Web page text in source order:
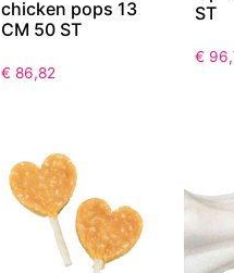
chicken pops 13
CM 50 ST
€ 86,82
ST
€